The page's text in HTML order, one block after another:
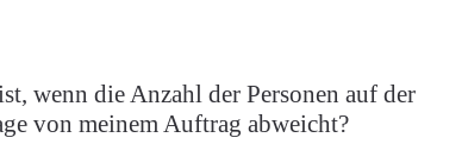
wenn die Anzahl der Personen auf der
von meinem Auftrag abweicht?